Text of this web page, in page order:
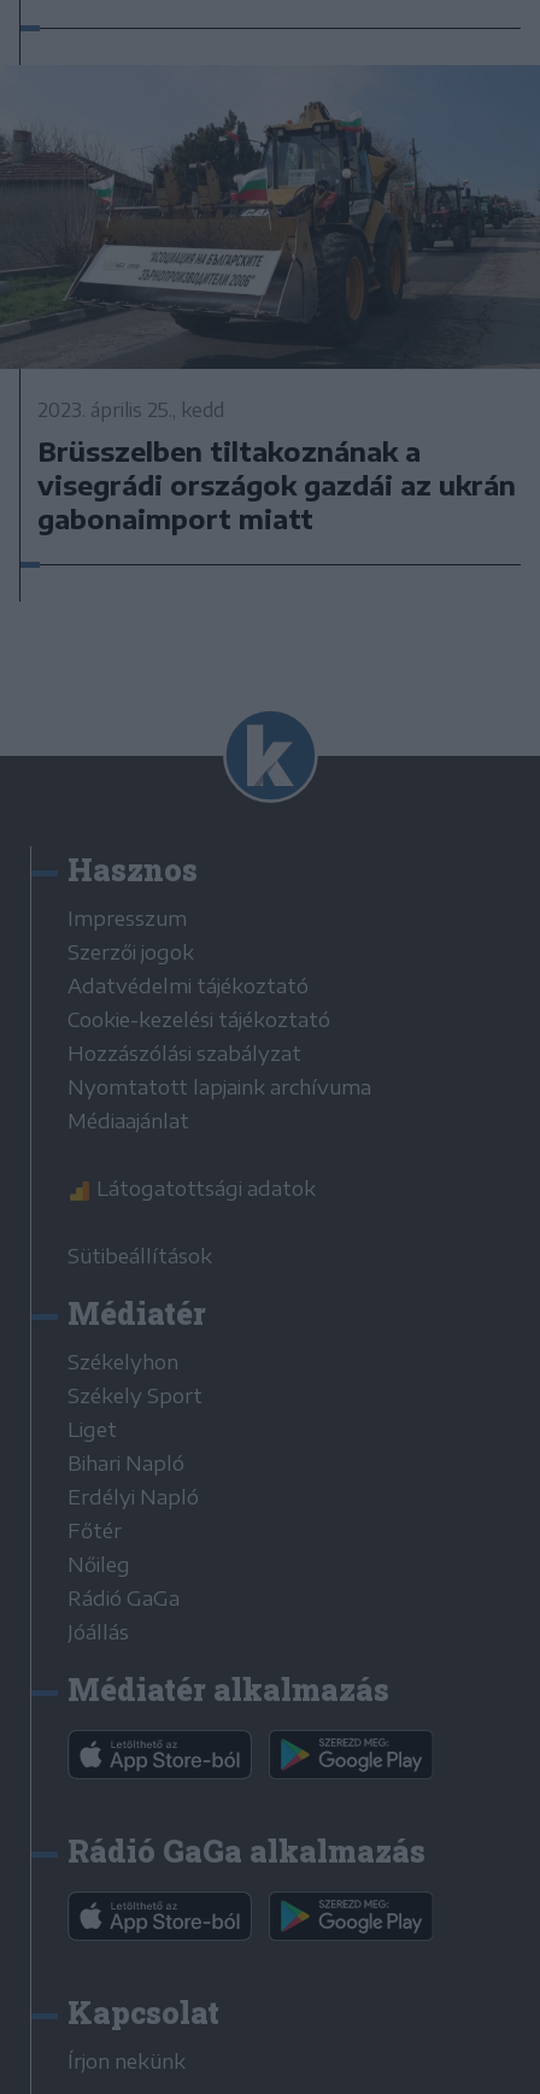
2023. április 25., kedd
Brüsszelben tiltakoznának a
visegrádi országok gazdái az ukrán
gabonaimport miatt
Hasznos
Impresszum
Szerzői jogok
Adatvédelmi tájékoztató
Cookie-kezelési tájékoztató
Hozzászólási szabályzat
Nyomtatott lapjaink archívuma
Médiaajánlat
Látogatottsági adatok
Sütibeállítások
Médiatér
Székelyhon
Székely Sport
Liget
Bihari Napló
Erdélyi Napló
Főtér
Nőileg
Rádió GaGa
Jóállás
Médiatér alkalmazás
Rádió GaGa alkalmazás
Kapcsolat
Írjon nekünk